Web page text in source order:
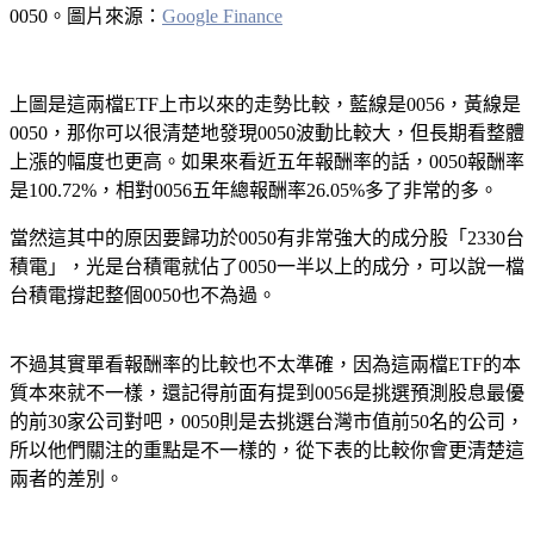
0050。圖片來源： Google Finance
上圖是這兩檔ETF上市以來的走勢比較，藍線是0056，黃線是
0050，那你可以很清楚地發現0050波動比較大，但長期看整體
上漲的幅度也更高。如果來看近五年報酬率的話，0050報酬率
是100.72%，相對0056五年總報酬率26.05%多了非常的多。
當然這其中的原因要歸功於0050有非常強大的成分股「2330台
積電」，光是台積電就佔了0050一半以上的成分，可以說一檔
台積電撐起整個0050也不為過。
不過其實單看報酬率的比較也不太準確，因為這兩檔ETF的本
質本來就不一樣，還記得前面有提到0056是挑選預測股息最優
的前30家公司對吧，0050則是去挑選台灣市值前50名的公司，
所以他們關注的重點是不一樣的，從下表的比較你會更清楚這
兩者的差別。